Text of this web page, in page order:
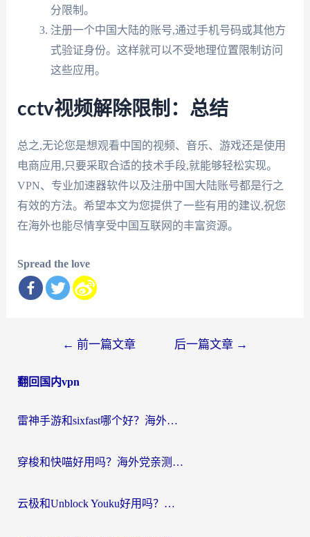
分限制。
注册一个中国大陆的账号,通过手机号码或其他方
式验证身份。这样就可以不受地理位置限制访问
这些应用。
cctv视频解除限制：总结
总之,无论您是想观看中国的视频、音乐、游戏还是使用
电商应用,只要采取合适的技术手段,就能够轻松实现。
VPN、专业加速器软件以及注册中国大陆账号都是行之
有效的方法。希望本文为您提供了一些有用的建议,祝您
在海外也能尽情享受中国互联网的丰富资源。
Spread the love
导
← 前一篇文章 后一篇文章 →
翻回国内vpn
雷神手游和sixfast哪个好？海外党亲测3款回国加速器，教你选对不踩坑
穿梭和快喵好用吗？海外党亲测：小众加速器对比+番茄加速器深度体验
云极和Unblock Youku好用吗？海外党亲测+2026回国加速器避坑指南